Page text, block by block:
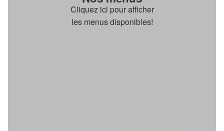
Cliquez ici pour afficher
les menus disponibles!